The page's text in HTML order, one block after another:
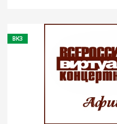
ВКЗ